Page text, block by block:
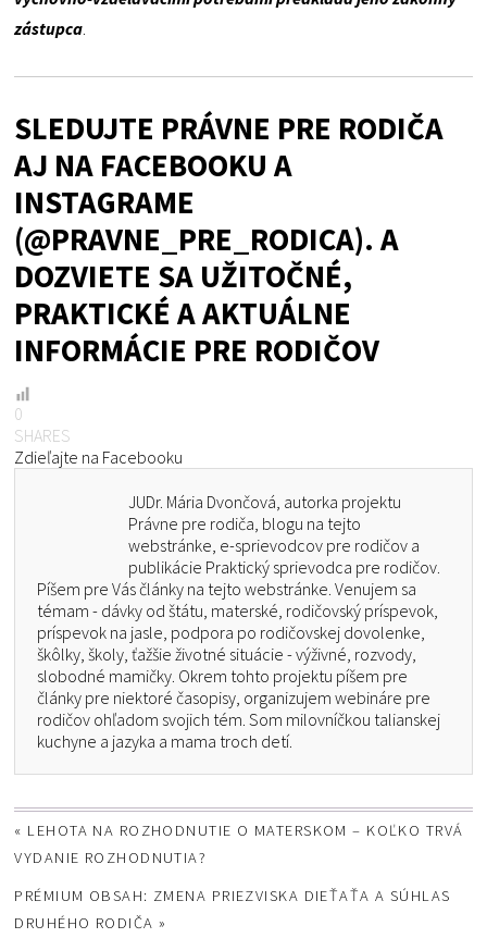
zástupca.
SLEDUJTE PRÁVNE PRE RODIČA
AJ NA FACEBOOKUA
INSTAGRAME
(@PRAVNE_PRE_RODICA). A
DOZVIETE SA UŽITOČNÉ,
PRAKTICKÉ A AKTUÁLNE
INFORMÁCIE PRE RODIČOV
0
SHARES
Zdieľajte na Facebooku
JUDr. Mária Dvončová, autorka projektu
Právne pre rodiča, blogu na tejto
webstránke, e-sprievodcov pre rodičov a
publikácie Praktický sprievodca pre rodičov.
Píšem pre Vás články na tejto webstránke. Venujem sa
témam - dávky od štátu, materské, rodičovský príspevok,
príspevok na jasle, podpora po rodičovskej dovolenke,
škôlky, školy, ťažšie životné situácie - výživné, rozvody,
slobodné mamičky. Okrem tohto projektu píšem pre
články pre niektoré časopisy, organizujem webináre pre
rodičov ohľadom svojich tém. Som milovníčkou talianskej
kuchyne a jazyka a mama troch detí.
« LEHOTA NA ROZHODNUTIE O MATERSKOM – KOĽKO TRVÁ
VYDANIE ROZHODNUTIA?
PRÉMIUM OBSAH: ZMENA PRIEZVISKA DIEŤAŤA A SÚHLAS
DRUHÉHO RODIČA »